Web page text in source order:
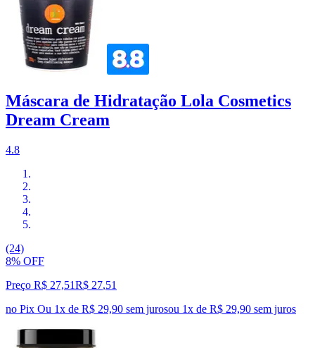
Máscara de Hidratação Lola Cosmetics
Dream Cream
4.8
(24)
8% OFF
Preço R$ 27,51R$ 27,51
no Pix Ou 1x de R$ 29,90 sem jurosou 1x de R$ 29,90 sem juros